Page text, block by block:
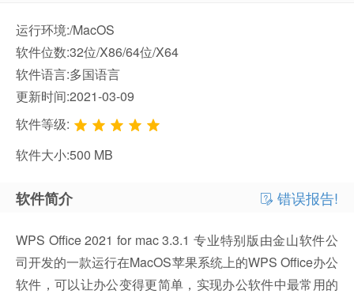
运行环境:/MacOS
软件位数:32位/X86/64位/X64
软件语言:多国语言
更新时间:2021-03-09
软件等级:
软件大小:500 MB
软件简介 错误报告!
WPS Office 2021 for mac 3.3.1 专业特别版由金山软件公
司开发的一款运行在MacOS苹果系统上的WPS Office办公
软件，可以让办公变得更简单，实现办公软件中最常用的